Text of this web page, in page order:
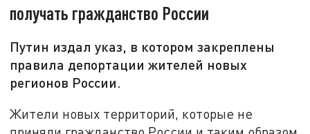
получать гражданство России
Путин издал указ, в котором закреплены
правила депортации жителей новых
регионов России.
Жители новых территорий, которые не